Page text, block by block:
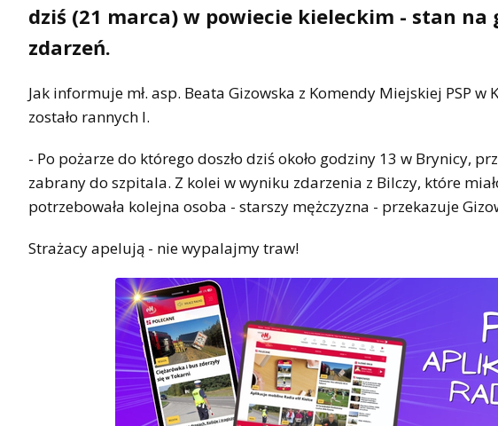
dziś (21 marca) w powiecie kieleckim - stan na
zdarzeń.
Jak informuje mł. asp. Beata Gizowska z Komendy Miejskiej PSP
zostało rannych l.
- Po pożarze do którego doszło dziś około godziny 13 w Brynicy,
zabrany do szpitala. Z kolei w wyniku zdarzenia z Bilczy, które
potrzebowała kolejna osoba - starszy mężczyzna - przekazuje
Strażacy apelują - nie wypalajmy traw!